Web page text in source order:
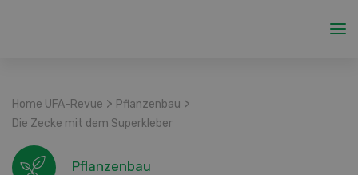
Home UFA-Revue > Pflanzenbau >
Die Zecke mit dem Superkleber
Pflanzenbau